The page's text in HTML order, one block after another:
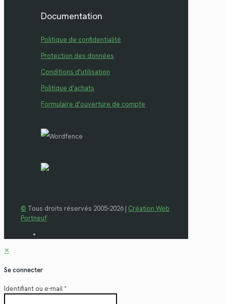
Documentation
Politique de confidentialité
Protection des données
Conditions d'utilisation
Politique d'achats
Formulaire d'ouverture de compte
© Tous droits réservés 2005-2026 | Création Web
Portneuf
✕
Se connecter
Identifiant ou e-mail*